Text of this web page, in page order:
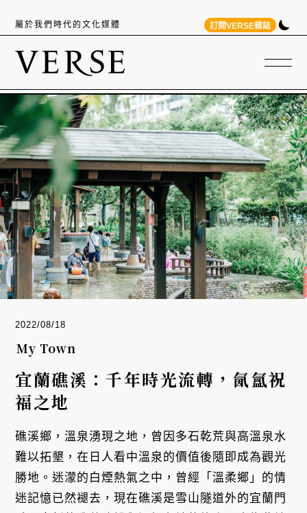
屬於我們時代的文化媒體 訂閱VERSE雜誌
2022/08/18
My Town
宜蘭礁溪：千年時光流轉，氤氳祝
福之地
礁溪鄉，溫泉湧現之地，曾因多石乾荒與高溫泉水
難以拓墾，在日人看中溫泉的價值後隨即成為觀光
勝地。迷濛的白煙熱氣之中，曾經「溫柔鄉」的情
迷記憶已然褪去，現在礁溪是雪山隧道外的宜蘭門